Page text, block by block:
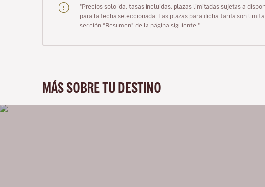
"Precios solo ida, tasas incluidas, plazas limitadas sujetas a
para la fecha seleccionada. Las plazas para dicha tarifa son
sección “Resumen” de la página siguiente."
MÁS SOBRE TU DESTINO